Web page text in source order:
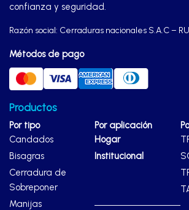
confianza y seguridad.
Razón social: Cerraduras nacionales S.A.C –
Métodos de pago
Productos
Por tipo
Candados
Bisagras
Cerradura de
Sobreponer
Manijas
Por aplicación
Hogar
Institucional